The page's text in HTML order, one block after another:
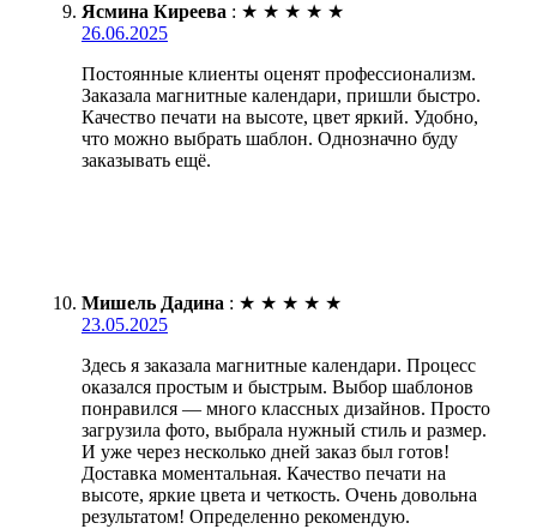
Ясмина Киреева : ★ ★ ★ ★ ★
26.06.2025
Постоянные клиенты оценят профессионализм.
Заказала магнитные календари, пришли быстро.
Качество печати на высоте, цвет яркий. Удобно,
что можно выбрать шаблон. Однозначно буду
заказывать ещё.
Мишель Дадина : ★ ★ ★ ★ ★
23.05.2025
Здесь я заказала магнитные календари. Процесс
оказался простым и быстрым. Выбор шаблонов
понравился — много классных дизайнов. Просто
загрузила фото, выбрала нужный стиль и размер.
И уже через несколько дней заказ был готов!
Доставка моментальная. Качество печати на
высоте, яркие цвета и четкость. Очень довольна
результатом! Определенно рекомендую.